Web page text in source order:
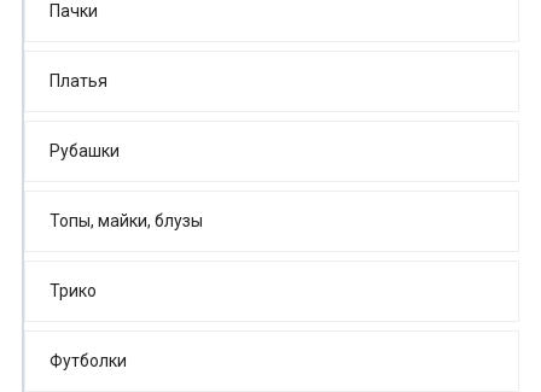
Пачки
Платья
Рубашки
Топы, майки, блузы
Трико
Футболки